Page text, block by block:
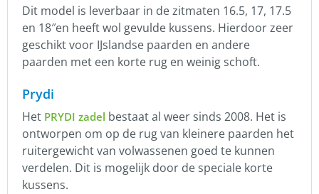
Dit model is leverbaar in de zitmaten 16.5, 17, 17.5
en 18″en heeft wol gevulde kussens. Hierdoor zeer
geschikt voor IJslandse paarden en andere
paarden met een korte rug en weinig schoft.
Prydi
Het PRYDI zadel bestaat al weer sinds 2008. Het is
ontworpen om op de rug van kleinere paarden het
ruitergewicht van volwassenen goed te kunnen
verdelen. Dit is mogelijk door de speciale korte
kussens.